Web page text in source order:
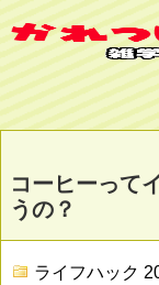
コーヒーって
うの？
ライフハック